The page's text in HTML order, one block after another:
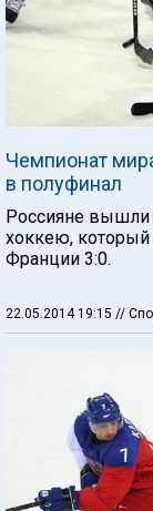
Чемпионат
в полуфинал
Россияне вышли
хоккею,
Франции 3:0.
22.05.2014 19:15 //